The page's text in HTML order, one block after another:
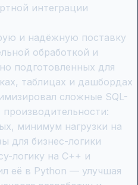
интеграции
и надёжную поставку
обработкой и
подготовленных для
таблицах и дашбордах
сложные SQL-
минимум нагрузки на
для бизнес-логики
логику на C++ и
её в Python — улучшая